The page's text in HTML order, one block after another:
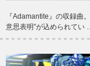
『Adamantite』の収録曲
意思表明”が込められてい